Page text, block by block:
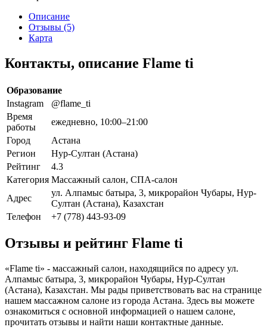
Описание
Отзывы (5)
Карта
Контакты, описание Flame ti
Образование
Instagram
@flame_ti
Время
работы
ежедневно, 10:00–21:00
Город
Астана
Регион
Нур-Султан (Астана)
Рейтинг
4.3
Категория Массажный салон, СПА-салон
Адрес
ул. Алпамыс батыра, 3, микрорайон Чубары, Нур-
Султан (Астана), Казахстан
Телефон
+7 (778) 443-93-09
Отзывы и рейтинг Flame ti
«Flame ti» - массажный салон, находящийся по адресу ул.
Алпамыс батыра, 3, микрорайон Чубары, Нур-Султан
(Астана), Казахстан. Мы рады приветствовать вас на странице
нашем массажном салоне из города Астана. Здесь вы можете
ознакомиться с основной информацией о нашем салоне,
прочитать отзывы и найти наши контактные данные.